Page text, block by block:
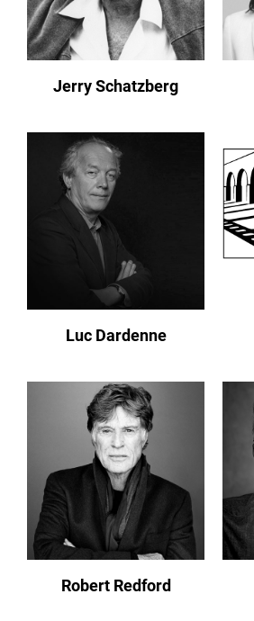
Jerry Schatzberg
Luc Dardenne
Robert Redford